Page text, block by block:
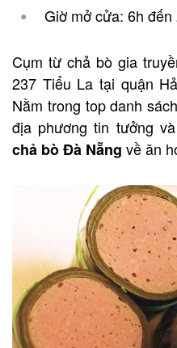
Giờ mở cửa: 6h đến
Cụm từ chả bò gia
237 Tiểu La tại quận
Nằm trong top danh
địa phương tin tưởng
chả bò Đà Nẵng về ăn